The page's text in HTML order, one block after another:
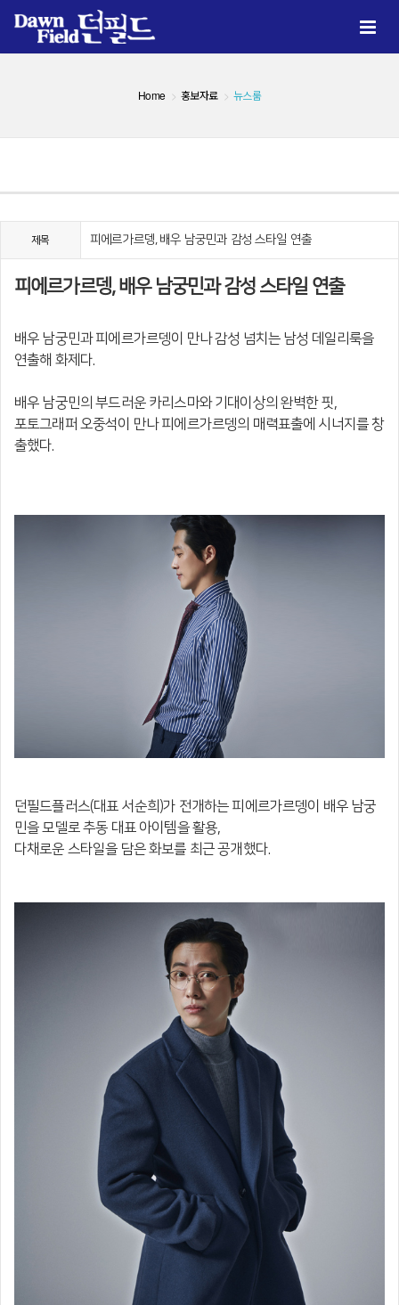
Home 홍보자료 뉴스룸
제목 피에르가르뎅, 배우 남궁민과 감성 스타일 연출
피에르가르뎅, 배우 남궁민과 감성 스타일 연출
배우 남궁민과 피에르가르뎅이 만나 감성 넘치는 남성 데일리룩을
연출해 화제다.
배우 남궁민의 부드러운 카리스마와 기대이상의 완벽한 핏,
포토그래퍼 오중석이 만나 피에르가르뎅의 매력표출에 시너지를 창
출했다.
던필드플러스(대표 서순희)가 전개하는 피에르가르뎅이 배우 남궁
민을 모델로추동 대표 아이템을 활용,
다채로운 스타일을 담은 화보를 최근 공개했다.